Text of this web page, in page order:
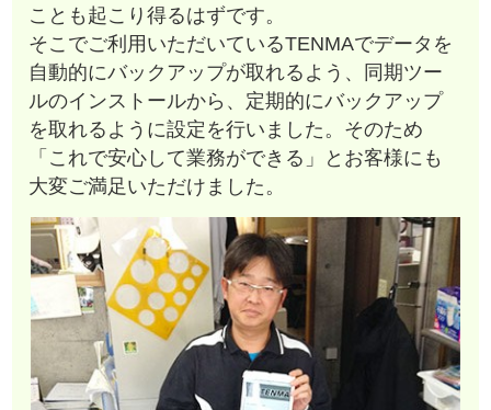
ことも起こり得るはずです。
そこでご利用いただいているTENMAでデータを
自動的にバックアップが取れるよう、同期ツー
ルのインストールから、定期的にバックアップ
を取れるように設定を行いました。そのため
「これで安心して業務ができる」とお客様にも
大変ご満足いただけました。